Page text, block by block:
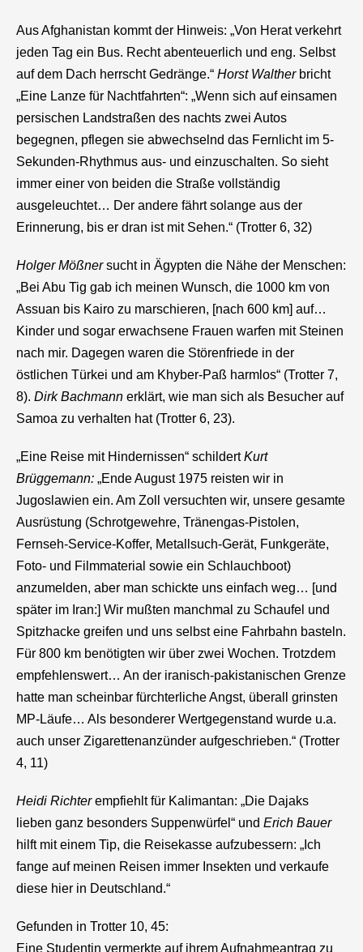
Aus Afghanistan kommt der Hinweis: „Von Herat verkehrt
jeden Tag ein Bus. Recht abenteuerlich und eng. Selbst
auf dem Dach herrscht Gedränge.“ Horst Waltherbricht
„Eine Lanze für Nachtfahrten“: „Wenn sich auf einsamen
persischen Landstraßen des nachts zwei Autos
begegnen, pflegen sie abwechselnd das Fernlicht im 5-
Sekunden-Rhythmus aus- und einzuschalten. So sieht
immer einer von beiden die Straße vollständig
ausgeleuchtet… Der andere fährt solange aus der
Erinnerung, bis er dran ist mit Sehen.“ (Trotter 6, 32)
Holger Mößnersucht in Ägypten die Nähe der Menschen:
„Bei Abu Tig gab ich meinen Wunsch, die 1000 km von
Assuan bis Kairo zu marschieren, [nach 600 km] auf…
Kinder und sogar erwachsene Frauen warfen mit Steinen
nach mir. Dagegen waren die Störenfriede in der
östlichen Türkei und am Khyber-Paß harmlos“ (Trotter 7,
8). Dirk Bachmann erklärt, wie man sich als Besucher auf
Samoa zu verhalten hat (Trotter 6, 23).
„Eine Reise mit Hindernissen“ schildertKurt
Brüggemann: „Ende August 1975 reisten wir in
Jugoslawien ein. Am Zoll versuchten wir, unsere gesamte
Ausrüstung (Schrotgewehre, Tränengas-Pistolen,
Fernseh-Service-Koffer, Metallsuch-Gerät, Funkgeräte,
Foto- und Filmmaterial sowie ein Schlauchboot)
anzumelden, aber man schickte uns einfach weg… [und
später im Iran:] Wir mußten manchmal zu Schaufel und
Spitzhacke greifen und uns selbst eine Fahrbahn basteln.
Für 800 km benötigten wir über zwei Wochen. Trotzdem
empfehlenswert… An der iranisch-pakistanischen Grenze
hatte man scheinbar fürchterliche Angst, überall grinsten
MP-Läufe… Als besonderer Wertgegenstand wurde u.a.
auch unser Zigarettenanzünder aufgeschrieben.“ (Trotter
4, 11)
Heidi Richterempfiehlt für Kalimantan: „Die Dajaks
lieben ganz besonders Suppenwürfel“ und Erich Bauer
hilft mit einem Tip, die Reisekasse aufzubessern: „Ich
fange auf meinen Reisen immer Insekten und verkaufe
diese hier in Deutschland.“
Gefunden in Trotter 10, 45:
Eine Studentin vermerkte auf ihrem Aufnahmeantrag zu